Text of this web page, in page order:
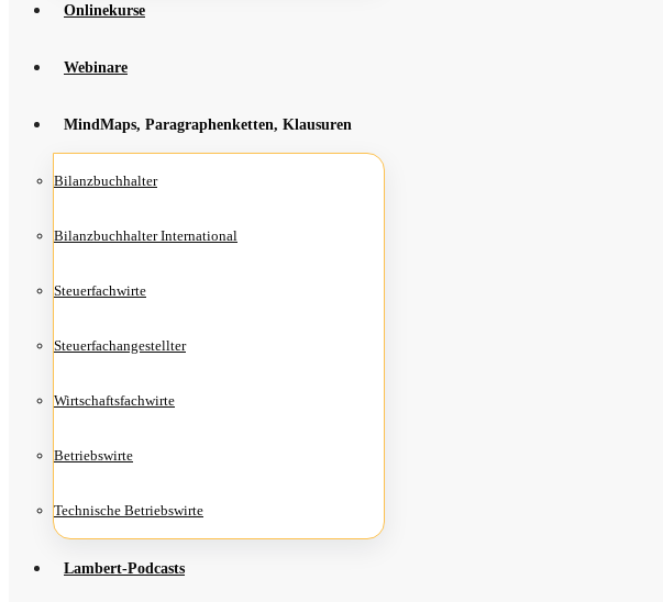
Online­kur­se
Web­i­na­re
Mind­Maps, Para­gra­phen­ket­ten, Klausuren
Bilanz­buch­hal­ter
Bilanz­buch­hal­ter International
Steu­er­fach­wir­te
Steu­er­fach­an­ge­stell­ter
Wirt­schafts­fach­wir­te
Betriebs­wir­te
Tech­ni­sche Betriebswirte
Lam­­bert-Pod­­casts